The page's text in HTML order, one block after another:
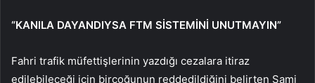
“KANILA DAYANDIYSA FTM SİSTEMİNİ UNUTMAYIN”
Fahri trafik müfettişlerinin yazdığı cezalara itiraz
edilebileceği için birçoğunun reddedildiğini belirten Sami